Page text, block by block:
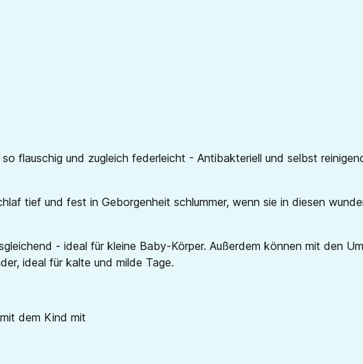
flauschig und zugleich federleicht - Antibakteriell und selbst
tief und fest in Geborgenheit schlummer, wenn sie in diesen
- ideal für kleine Baby-Körper. Außerdem können mit den
ideal für kalte und milde Tage.
dem Kind mit